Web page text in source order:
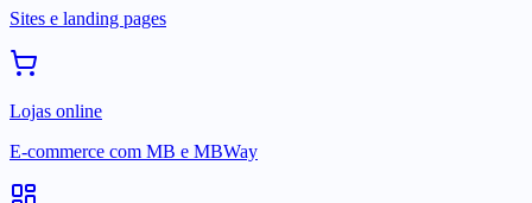
Sites e landing pages
Lojas online
E-commerce com MB e MBWay